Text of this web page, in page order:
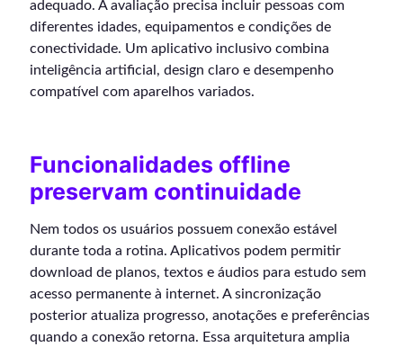
adequado. A avaliação precisa incluir pessoas com
diferentes idades, equipamentos e condições de
conectividade. Um aplicativo inclusivo combina
inteligência artificial, design claro e desempenho
compatível com aparelhos variados.
Funcionalidades offline
preservam continuidade
Nem todos os usuários possuem conexão estável
durante toda a rotina. Aplicativos podem permitir
download de planos, textos e áudios para estudo sem
acesso permanente à internet. A sincronização
posterior atualiza progresso, anotações e preferências
quando a conexão retorna. Essa arquitetura amplia